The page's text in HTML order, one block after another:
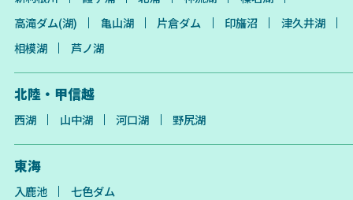
高滝ダム(湖)
亀山湖 片倉ダム 印旛沼
津久井湖
相模湖
芦ノ湖
北陸・甲信越
西湖 山中湖 河口湖 野尻湖
東海
入鹿池 七色ダム